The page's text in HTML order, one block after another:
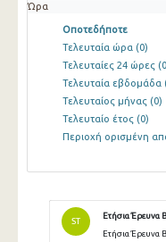
Ώρα
Οποτεδήποτε
Τελευταία ώρα (0)
Τελευταίες 24 ώρες
Τελευταία εβδομάδα
Τελευταίος μήνας (0)
Τελευταίο έτος (0)
Περιοχή ορισμένη
ST
Ετήσια Έρευνα
Ετήσια Έρευνα